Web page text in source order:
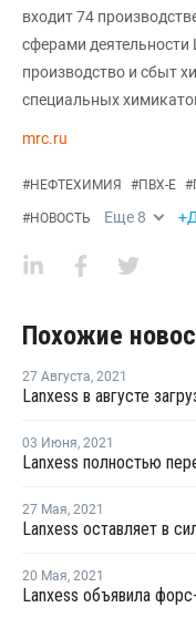
входит 74
сферами деятельности
производство и сбыт
специальных
mrc.ru
#НЕФТЕХИМИЯ #ПВХ-Е #
#НОВОСТЬ Еще 8
Похожие
27 Августа, 2021
03 Июня, 2021
27 Мая, 2021
20 Мая, 2021